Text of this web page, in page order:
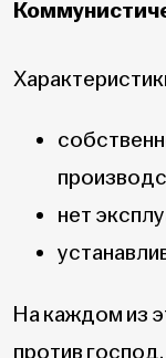
нет
На каждом из
против